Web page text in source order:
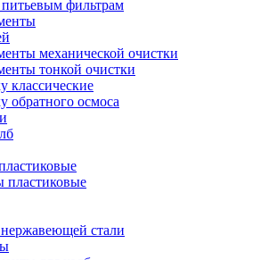
фильтрам
механической очистки
тонкой очистки
классические
обратного осмоса
пластиковые
стали